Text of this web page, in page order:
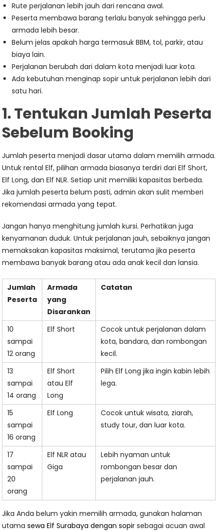
Rute perjalanan lebih jauh dari rencana awal.
Peserta membawa barang terlalu banyak sehingga perlu
armada lebih besar.
Belum jelas apakah harga termasuk BBM, tol, parkir, atau
biaya lain.
Perjalanan berubah dari dalam kota menjadi luar kota.
Ada kebutuhan menginap sopir untuk perjalanan lebih dari
satu hari.
1. Tentukan Jumlah Peserta
Sebelum Booking
Jumlah peserta menjadi dasar utama dalam memilih armada.
Untuk rental Elf, pilihan armada biasanya terdiri dari Elf Short,
Elf Long, dan Elf NLR. Setiap unit memiliki kapasitas berbeda.
Jika jumlah peserta belum pasti, admin akan sulit memberi
rekomendasi armada yang tepat.
Jangan hanya menghitung jumlah kursi. Perhatikan juga
kenyamanan duduk. Untuk perjalanan jauh, sebaiknya jangan
memaksakan kapasitas maksimal, terutama jika peserta
membawa banyak barang atau ada anak kecil dan lansia.
Jumlah
Peserta
Armada
yang
Disarankan
Catatan
10
sampai
12 orang
Elf Short
Cocok untuk perjalanan dalam
kota, bandara, dan rombongan
kecil.
13
sampai
14 orang
Elf Short
atau Elf
Long
Pilih Elf Long jika ingin kabin lebih
lega.
15
sampai
16 orang
Elf Long
Cocok untuk wisata, ziarah,
study tour, dan luar kota.
17
sampai
20
orang
Elf NLR atau
Giga
Lebih nyaman untuk
rombongan besar dan
perjalanan jauh.
Jika Anda belum yakin memilih armada, gunakan halaman
utamasewa Elf Surabaya dengan sopir sebagai acuan awal